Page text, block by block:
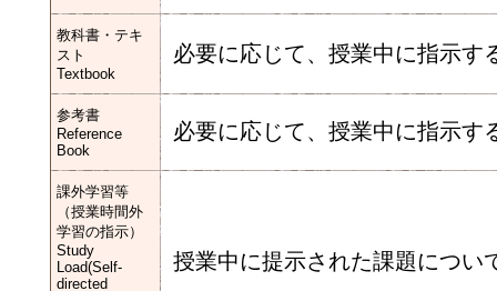
教科書・テキ
スト
Textbook
必要に応じて、授業中に指示す
参考書
Reference
Book
必要に応じて、授業中に指示す
課外学習等
（授業時間外
学習の指示）
Study
Load(Self-
directed
授業中に提示された課題につい